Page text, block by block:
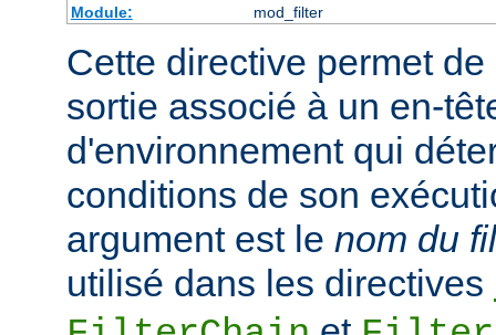
Module:
mod_filter
Cette directive permet
sortie associé à un en-
d'environnement qui
conditions de son
argument est le nom du
utilisé dans les directives